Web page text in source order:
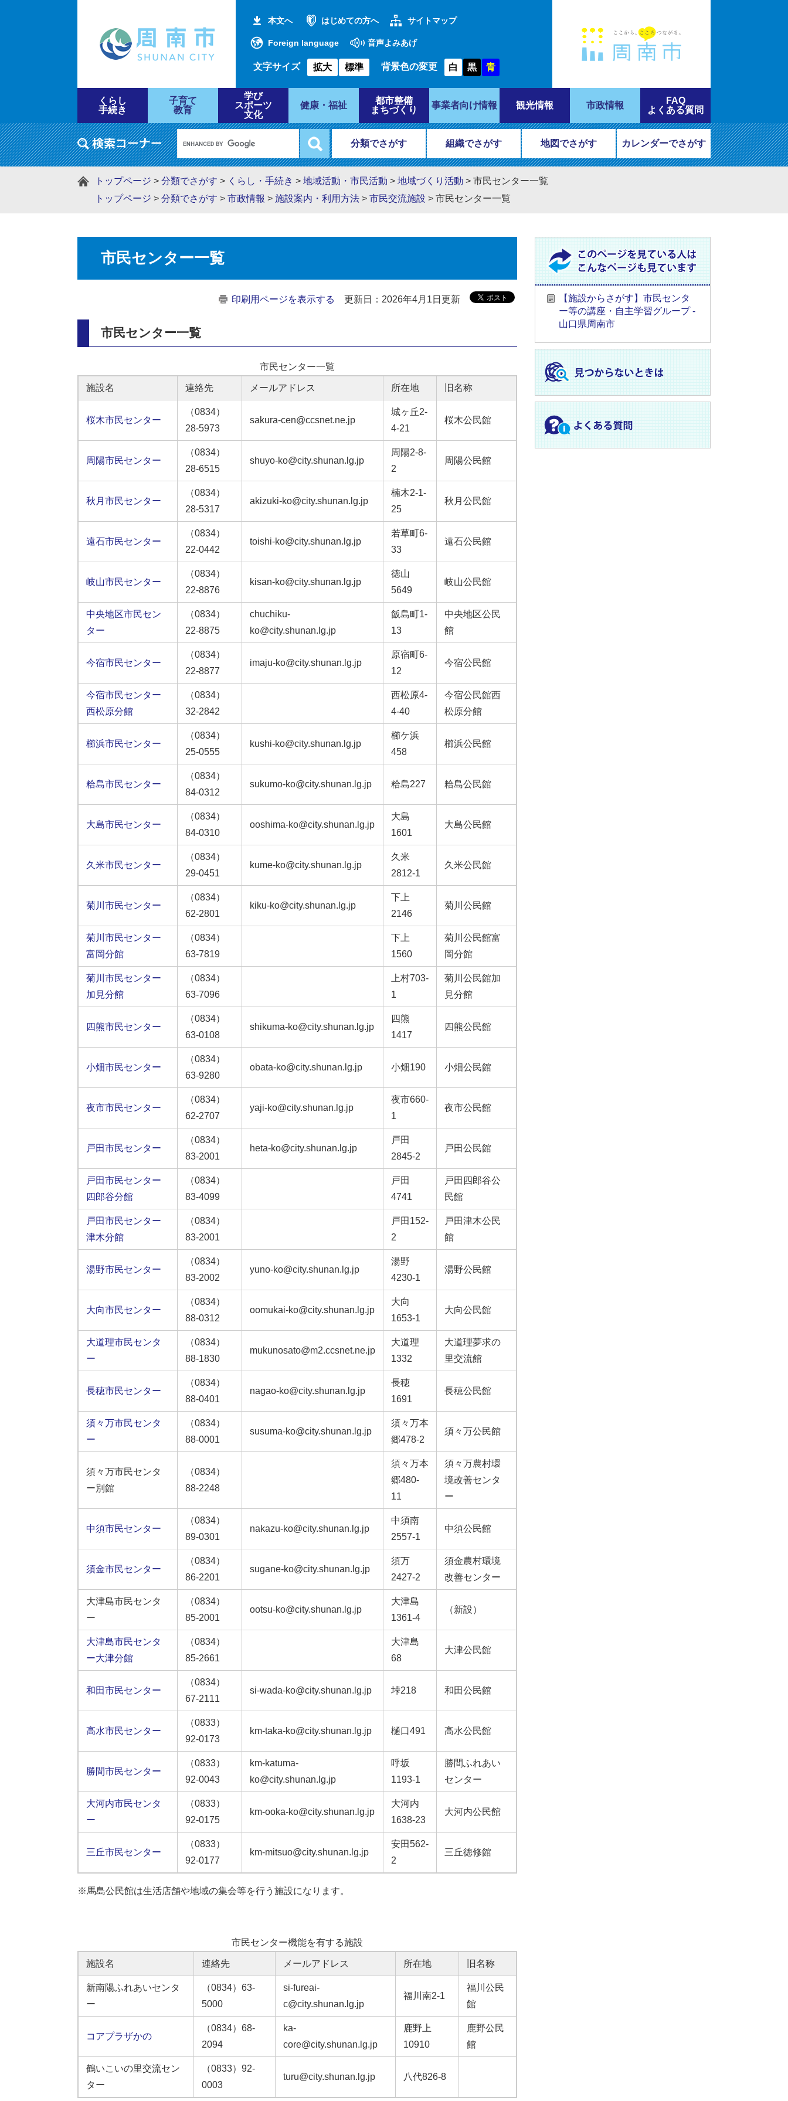
本文へ はじめての方へ サイトマップ
Foreign language 音声よみあげ
文字サイズ 拡大 標準 背景色の変更 白 黒 青
くらし
手続き
子育て
教育
学び
スポーツ
文化
健康・福祉
都市整備
まちづくり
事業者向け情報 観光情報 市政情報
FAQ
よくある質問
分類でさがす 組織でさがす 地図でさがす カレンダーでさがす
トップページ > 分類でさがす > くらし・手続き > 地域活動・市民活動 > 地域づくり活動 > 市民センター一覧
トップページ > 分類でさがす > 市政情報 > 施設案内・利用方法 > 市民交流施設 > 市民センター一覧
市民センター一覧
印刷用ページを表示する 更新日：2026年4月1日更新
市民センター一覧
市民センター一覧
施設名 連絡先 メールアドレス 所在地 旧名称
桜木市民センター
（0834）
28-5973
sakura-cen@ccsnet.ne.jp
城ヶ丘2-
4-21
桜木公民館
周陽市民センター
（0834）
28-6515
shuyo-ko@city.shunan.lg.jp
周陽2-8-
2
周陽公民館
秋月市民センター
（0834）
28-5317
akizuki-ko@city.shunan.lg.jp
楠木2-1-
25
秋月公民館
遠石市民センター
（0834）
22-0442
toishi-ko@city.shunan.lg.jp
若草町6-
33
遠石公民館
岐山市民センター
（0834）
22-8876
kisan-ko@city.shunan.lg.jp
徳山
5649
岐山公民館
中央地区市民セン
ター
（0834）
22-8875
chuchiku-
ko@city.shunan.lg.jp
飯島町1-
13
中央地区公民
館
今宿市民センター
（0834）
22-8877
imaju-ko@city.shunan.lg.jp
原宿町6-
12
今宿公民館
今宿市民センター
西松原分館
（0834）
32-2842
西松原4-
4-40
今宿公民館西
松原分館
櫛浜市民センター
（0834）
25-0555
kushi-ko@city.shunan.lg.jp
櫛ケ浜
458
櫛浜公民館
粭島市民センター
（0834）
84-0312
sukumo-ko@city.shunan.lg.jp 粭島227 粭島公民館
大島市民センター
（0834）
84-0310
ooshima-ko@city.shunan.lg.jp
大島
1601
大島公民館
久米市民センター
（0834）
29-0451
kume-ko@city.shunan.lg.jp
久米
2812-1
久米公民館
菊川市民センター
（0834）
62-2801
kiku-ko@city.shunan.lg.jp
下上
2146
菊川公民館
菊川市民センター
富岡分館
（0834）
63-7819
下上
1560
菊川公民館富
岡分館
菊川市民センター
加見分館
（0834）
63-7096
上村703-
1
菊川公民館加
見分館
四熊市民センター
（0834）
63-0108
shikuma-ko@city.shunan.lg.jp
四熊
1417
四熊公民館
小畑市民センター
（0834）
63-9280
obata-ko@city.shunan.lg.jp 小畑190 小畑公民館
夜市市民センター
（0834）
62-2707
yaji-ko@city.shunan.lg.jp
夜市660-
1
夜市公民館
戸田市民センター
（0834）
83-2001
heta-ko@city.shunan.lg.jp
戸田
2845-2
戸田公民館
戸田市民センター
四郎谷分館
（0834）
83-4099
戸田
4741
戸田四郎谷公
民館
戸田市民センター
津木分館
（0834）
83-2001
戸田152-
2
戸田津木公民
館
湯野市民センター
（0834）
83-2002
yuno-ko@city.shunan.lg.jp
湯野
4230-1
湯野公民館
大向市民センター
（0834）
88-0312
oomukai-ko@city.shunan.lg.jp
大向
1653-1
大向公民館
大道理市民センタ
ー
（0834）
88-1830
mukunosato@m2.ccsnet.ne.jp
大道理
1332
大道理夢求の
里交流館
長穂市民センター
（0834）
88-0401
nagao-ko@city.shunan.lg.jp
長穂
1691
長穂公民館
須々万市民センタ
ー
（0834）
88-0001
susuma-ko@city.shunan.lg.jp
須々万本
郷478-2
須々万公民館
須々万市民センタ
ー別館
（0834）
88-2248
須々万本
郷480-
11
須々万農村環
境改善センタ
ー
中須市民センター
（0834）
89-0301
nakazu-ko@city.shunan.lg.jp
中須南
2557-1
中須公民館
須金市民センター
（0834）
86-2201
sugane-ko@city.shunan.lg.jp
須万
2427-2
須金農村環境
改善センター
大津島市民センタ
ー
（0834）
85-2001
ootsu-ko@city.shunan.lg.jp
大津島
1361-4
（新設）
大津島市民センタ
ー大津分館
（0834）
85-2661
大津島
68
大津公民館
和田市民センター
（0834）
67-2111
si-wada-ko@city.shunan.lg.jp 垰218 和田公民館
高水市民センター
（0833）
92-0173
km-taka-ko@city.shunan.lg.jp 樋口491 高水公民館
勝間市民センター
（0833）
92-0043
km-katuma-
ko@city.shunan.lg.jp
呼坂
1193-1
勝間ふれあい
センター
大河内市民センタ
ー
（0833）
92-0175
km-ooka-ko@city.shunan.lg.jp
大河内
1638-23
大河内公民館
三丘市民センター
（0833）
92-0177
km-mitsuo@city.shunan.lg.jp
安田562-
2
三丘徳修館
※馬島公民館は生活店舗や地域の集会等を行う施設になります。
市民センター機能を有する施設
施設名 連絡先 メールアドレス 所在地 旧名称
新南陽ふれあいセンタ
ー
（0834）63-
5000
si-fureai-
c@city.shunan.lg.jp
福川南2-1
福川公民
館
コアプラザかの
（0834）68-
2094
ka-
core@city.shunan.lg.jp
鹿野上
10910
鹿野公民
館
鶴いこいの里交流セン
ター
（0833）92-
0003
turu@city.shunan.lg.jp 八代826-8
【施設からさがす】市民センタ
ー等の講座・自主学習グループ -
山口県周南市